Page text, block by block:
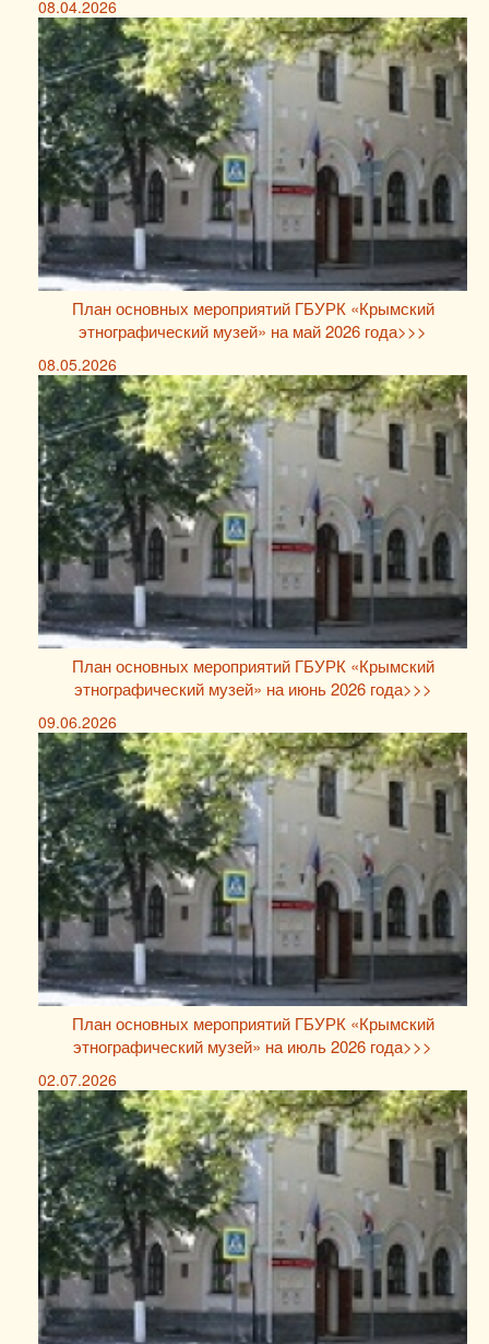
08.04.2026
План основных мероприятий ГБУРК «Крымский
этнографический музей» на май 2026 года>>>
08.05.2026
План основных мероприятий ГБУРК «Крымский
этнографический музей» на июнь 2026 года>>>
09.06.2026
План основных мероприятий ГБУРК «Крымский
этнографический музей» на июль 2026 года>>>
02.07.2026